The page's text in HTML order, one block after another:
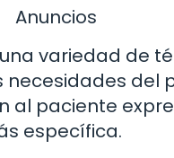
Anuncios
variedad de
del
al paciente
específica.